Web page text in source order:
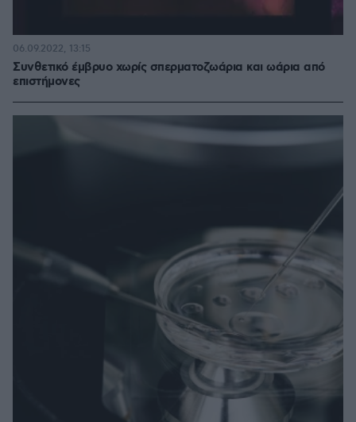
Συνθετικό έμβρυο χωρίς σπερματοζωάρια και ωάρια από
επιστήμονες
06.09.2022, 13:15